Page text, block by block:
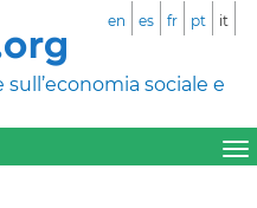
sociale e
en es fr pt it